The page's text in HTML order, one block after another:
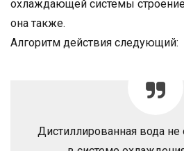
охлаждающей системы
она также.
Алгоритм действия следующий:
Дистиллированная вода не